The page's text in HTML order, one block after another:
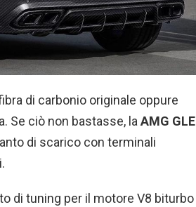
di carbonio originale oppure
Se ciò non bastasse, la AMG GLE
di scarico con terminali
di tuning per il motore V8 biturbo